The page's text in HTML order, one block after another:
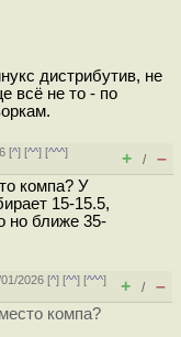
дистрибутив, не
всё не то - по
[^] [^^] [^^^]
+ / –
компа? У
15-15.5,
но ближе 35-
2026 [^] [^^] [^^^]
+ / –
компа?